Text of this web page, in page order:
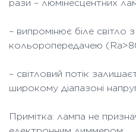
рази – люмінесцентних
– випромінює біле світло
кольоропередачею
– світловий потік
широкому діапазоні
Примітка: лампа не